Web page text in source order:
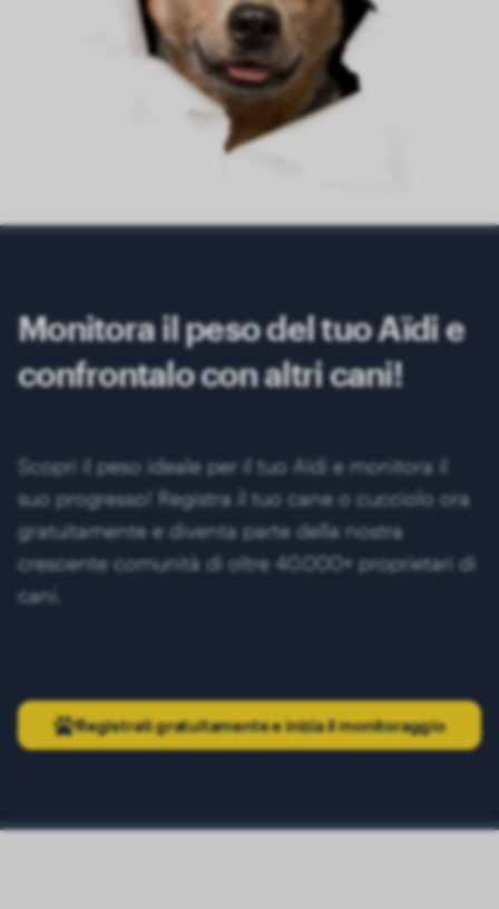
Monitora il peso del tuo Aïdi e
confrontalo con altri cani!
Scopri il peso ideale per il tuo Aïdi e monitora il
suo progresso! Registra il tuo cane o cucciolo ora
gratuitamente e diventa parte della nostra
crescente comunità di oltre 40.000+ proprietari di
cani.
Registrati gratuitamente e inizia il monitoraggio